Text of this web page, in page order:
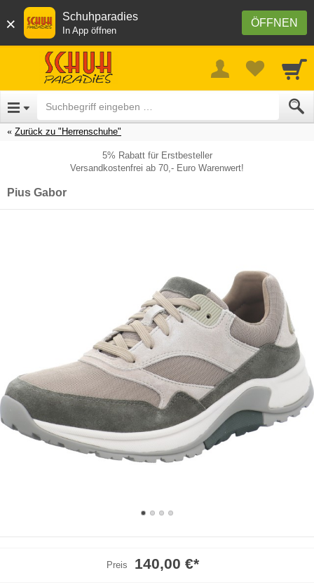
× ÖFFNEN
Schuhparadies
In App öffnen
Zurück zu "Herrenschuhe"
5% Rabatt für Erstbesteller
Versandkostenfrei ab 70,- Euro Warenwert!
Pius Gabor
Preis 140,00 €*